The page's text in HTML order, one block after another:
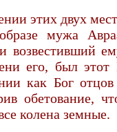
этих двух
мужа
возвестивший
его, был этот
как Бог
обетование,
колена земные.